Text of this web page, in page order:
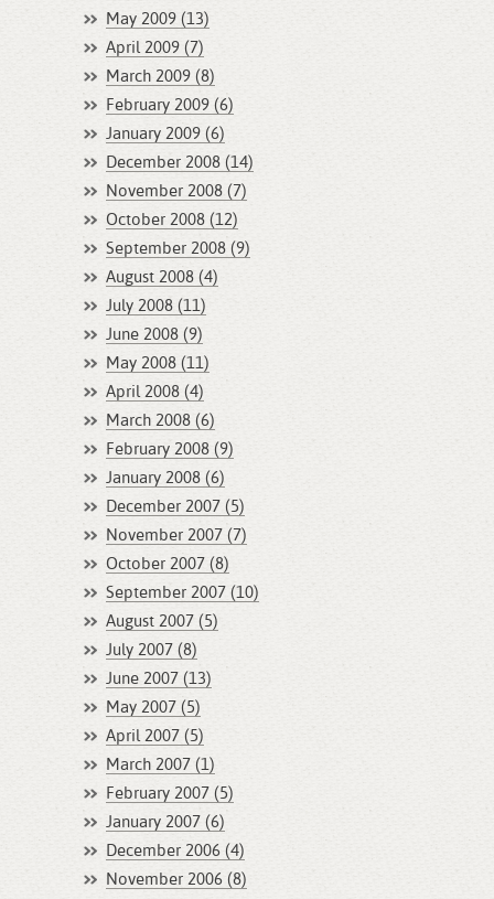
May 2009 (13)
April 2009 (7)
March 2009 (8)
February 2009 (6)
January 2009 (6)
December 2008 (14)
November 2008 (7)
October 2008 (12)
September 2008 (9)
August 2008 (4)
July 2008 (11)
June 2008 (9)
May 2008 (11)
April 2008 (4)
March 2008 (6)
February 2008 (9)
January 2008 (6)
December 2007 (5)
November 2007 (7)
October 2007 (8)
September 2007 (10)
August 2007 (5)
July 2007 (8)
June 2007 (13)
May 2007 (5)
April 2007 (5)
March 2007 (1)
February 2007 (5)
January 2007 (6)
December 2006 (4)
November 2006 (8)